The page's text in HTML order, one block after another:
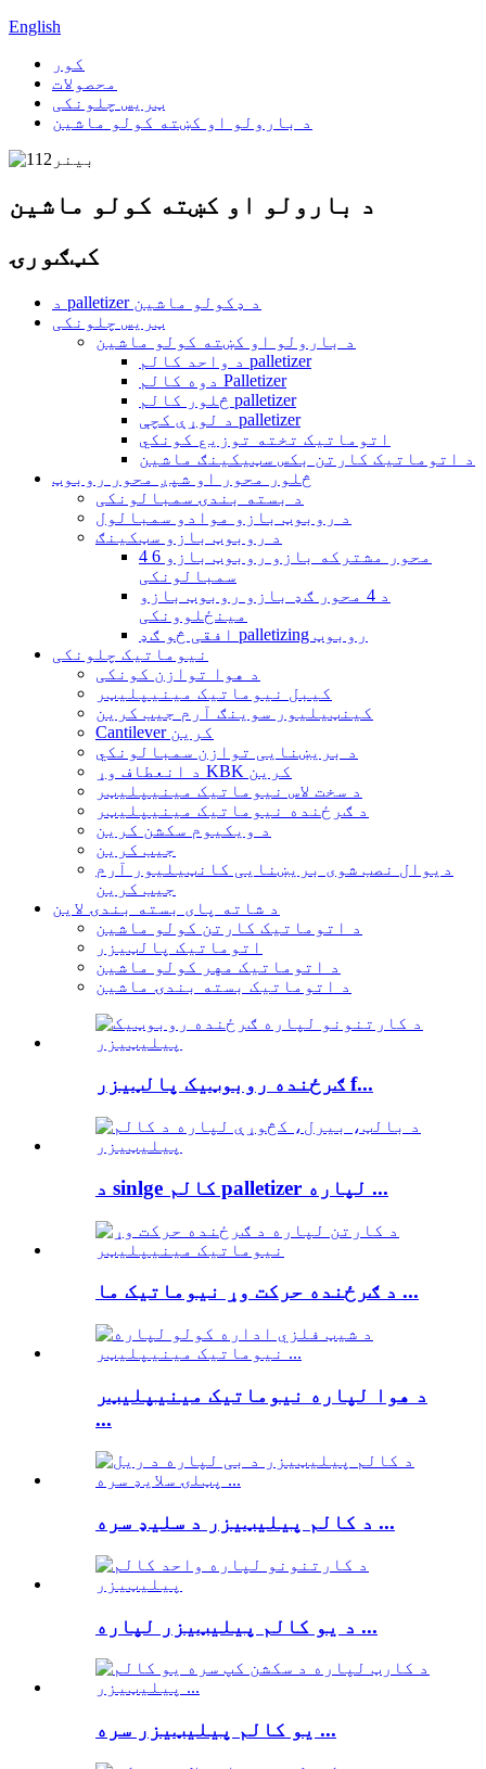
English
کور
محصولات
ټریس چلونکی
د بارولو او کښته کولو ماشین
د بارولو او کښته کولو ماشین
کټګورۍ
د palletizer د ډکولو ماشین
ټریس چلونکی
د بارولو او کښته کولو ماشین
د واحد کالم palletizer
دوه کالم Palletizer
څلور کالم palletizer
د لوړې کچې palletizer
اتوماتیک تخته توزیع کونکي
د اتوماتیک کارتن بکس سټیکینګ ماشین
څلور محور او شپږ محور روبوټ
د بسته بندۍ سمبالونکی
د روبوټ بازو موادو سمبالول
د روبوټ بازو سټکینګ
4 6 محور مشترکه بازو روبوټ بازو
سمبالونکی
د 4 محور ګډ بازو روبوټ بازو
مینځلوونکی
افقی څو ګډ palletizing روبوټ
نیوماتیک چلونکی
د هوا توازن کونکی
کیبل نیوماتیک مینیپلیټر
کینټیلیور سوینګ آرم جیب کرین
Cantilever کرین
د بریښنایی توازن سمبالونکي
د انعطاف وړ KBK کرین
د سخت لاس نیوماتیک مینیپلیټر
د ګرځنده نیوماتیک مینیپلیټر
د ویکیوم سکشن کرین
جیب کرین
دیوال نصب شوی بریښنایی کانټیلیور آرم
جیب کرین
د شاته پای بسته بندۍ لاین
د اتوماتیک کارتن کولو ماشین
اتوماتیک پالټیزر
د اتوماتیک مهر کولو ماشین
د اتوماتیک بسته بندۍ ماشین
ګرځنده روبوټیک پالټیزر f...
د sinlge کالم palletizer لپاره ...
د ګرځنده حرکت وړ نیوماتیک ما ...
د هوا لپاره نیوماتیک مینیپلیټر
...
د کالم پیلیټیزر د سلیډ سره ...
د یو کالم پیلیټیزر لپاره ...
یو کالم پیلیټیزر سره ...